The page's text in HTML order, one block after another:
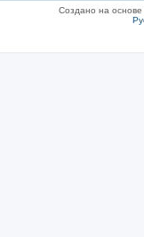
Создано на основе